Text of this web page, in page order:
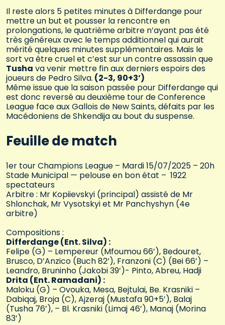
Il reste alors 5 petites minutes à Differdange pour
mettre un but et pousser la rencontre en
prolongations, le quatrième arbitre n’ayant pas été
très généreux avec le temps additionnel qui aurait
mérité quelques minutes supplémentaires. Mais le
sort va être cruel et c’est sur un contre assassin que
Tusha va venir mettre fin aux derniers espoirs des
joueurs de Pedro Silva. (2-3, 90+3’)
Même issue que la saison passée pour Differdange qui
est donc reversé au deuxième tour de Conference
League face aux Gallois de New Saints, défaits par les
Macédoniens de Shkendija au bout du suspense.
Feuille de match
1er tour Champions League – Mardi 15/07/2025 – 20h
Stade Municipal — pelouse en bon état – 1922
spectateurs
Arbitre : Mr Kopiievskyi (principal) assisté de Mr
Shlonchak, Mr Vysotskyi et Mr Panchyshyn (4e
arbitre)
Compositions :
Differdange (Ent. Silva) :
Felipe (G) – Lempereur (Mfoumou 66’), Bedouret,
Brusco, D’Anzico (Buch 82’), Franzoni (C) (Bei 66’) –
Leandro, Bruninho (Jakobi 39’)- Pinto, Abreu, Hadji
Drita (Ent. Ramadani) :
Maloku (G) – Ovouka, Mesa, Bejtulai, Be. Krasniki –
Dabiqaj, Broja (C), Ajzeraj (Mustafa 90+5’), Balaj
(Tusha 76’), – Bl. Krasniki (Limaj 46’), Manaj (Morina
83’)